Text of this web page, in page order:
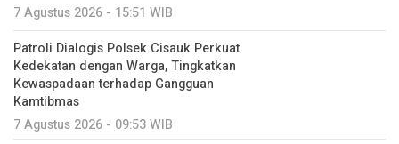
7 Agustus 2026 - 15:51 WIB
Patroli Dialogis Polsek Cisauk Perkuat
Kedekatan dengan Warga, Tingkatkan
Kewaspadaan terhadap Gangguan
Kamtibmas
7 Agustus 2026 - 09:53 WIB